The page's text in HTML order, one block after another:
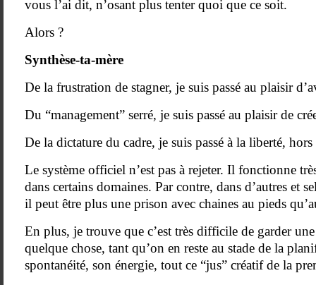
vous l’ai dit, n’osant plus tenter quoi que ce soit.
Alors ?
Synthèse-ta-mère
De la frustration de stagner, je suis passé au plaisir
Du “management” serré, je suis passé au plaisir de
De la dictature du cadre, je suis passé à la liberté, hors
Le système officiel n’est pas à rejeter. Il fonctionne
dans certains domaines. Par contre, dans d’autres et
il peut être plus une prison avec chaines au pieds
En plus, je trouve que c’est très difficile de garder
quelque chose, tant qu’on en reste au stade de la
spontanéité, son énergie, tout ce “jus” créatif de la